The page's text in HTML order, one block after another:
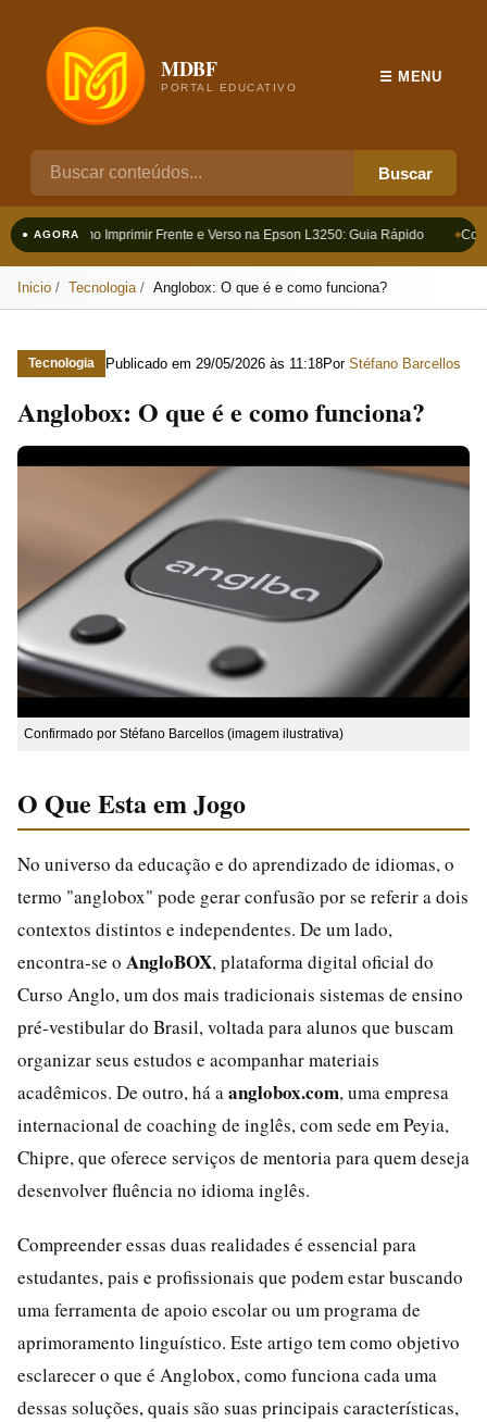
MDBF
PORTAL EDUCATIVO
Buscar
☰ MENU
● AGORAComo Imprimir Frente e Verso na Epson L3250: Guia Rápido
Inicio Tecnologia Anglobox: O que é e como funciona?
Tecnologia Publicado em 29/05/2026 às 11:18Por Stéfano Barcellos
Anglobox: O que é e como funciona?
Confirmado por Stéfano Barcellos (imagem ilustrativa)
O Que Esta em Jogo
No universo da educação e do aprendizado de idiomas, o
termo "anglobox" pode gerar confusão por se referir a dois
contextos distintos e independentes. De um lado,
encontra-se o AngloBOX, plataforma digital oficial do
Curso Anglo, um dos mais tradicionais sistemas de ensino
pré-vestibular do Brasil, voltada para alunos que buscam
organizar seus estudos e acompanhar materiais
acadêmicos. De outro, há a anglobox.com, uma empresa
internacional de coaching de inglês, com sede em Peyia,
Chipre, que oferece serviços de mentoria para quem deseja
desenvolver fluência no idioma inglês.
Compreender essas duas realidades é essencial para
estudantes, pais e profissionais que podem estar buscando
uma ferramenta de apoio escolar ou um programa de
aprimoramento linguístico. Este artigo tem como objetivo
esclarecer o que é Anglobox, como funciona cada uma
dessas soluções, quais são suas principais características,